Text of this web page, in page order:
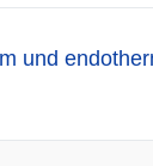
und